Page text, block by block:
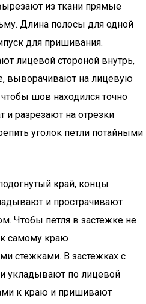
из ткани прямые
Длина полосы для одной
для пришивания.
лицевой стороной внутрь,
выворачивают на лицевую
шов находился точно
и разрезают на отрезки
уголок петли потайными
край, концы
и прострачивают
Чтобы петля в застежке не
самому краю
стежками. В застежках с
укладывают по лицевой
к краю и пришивают